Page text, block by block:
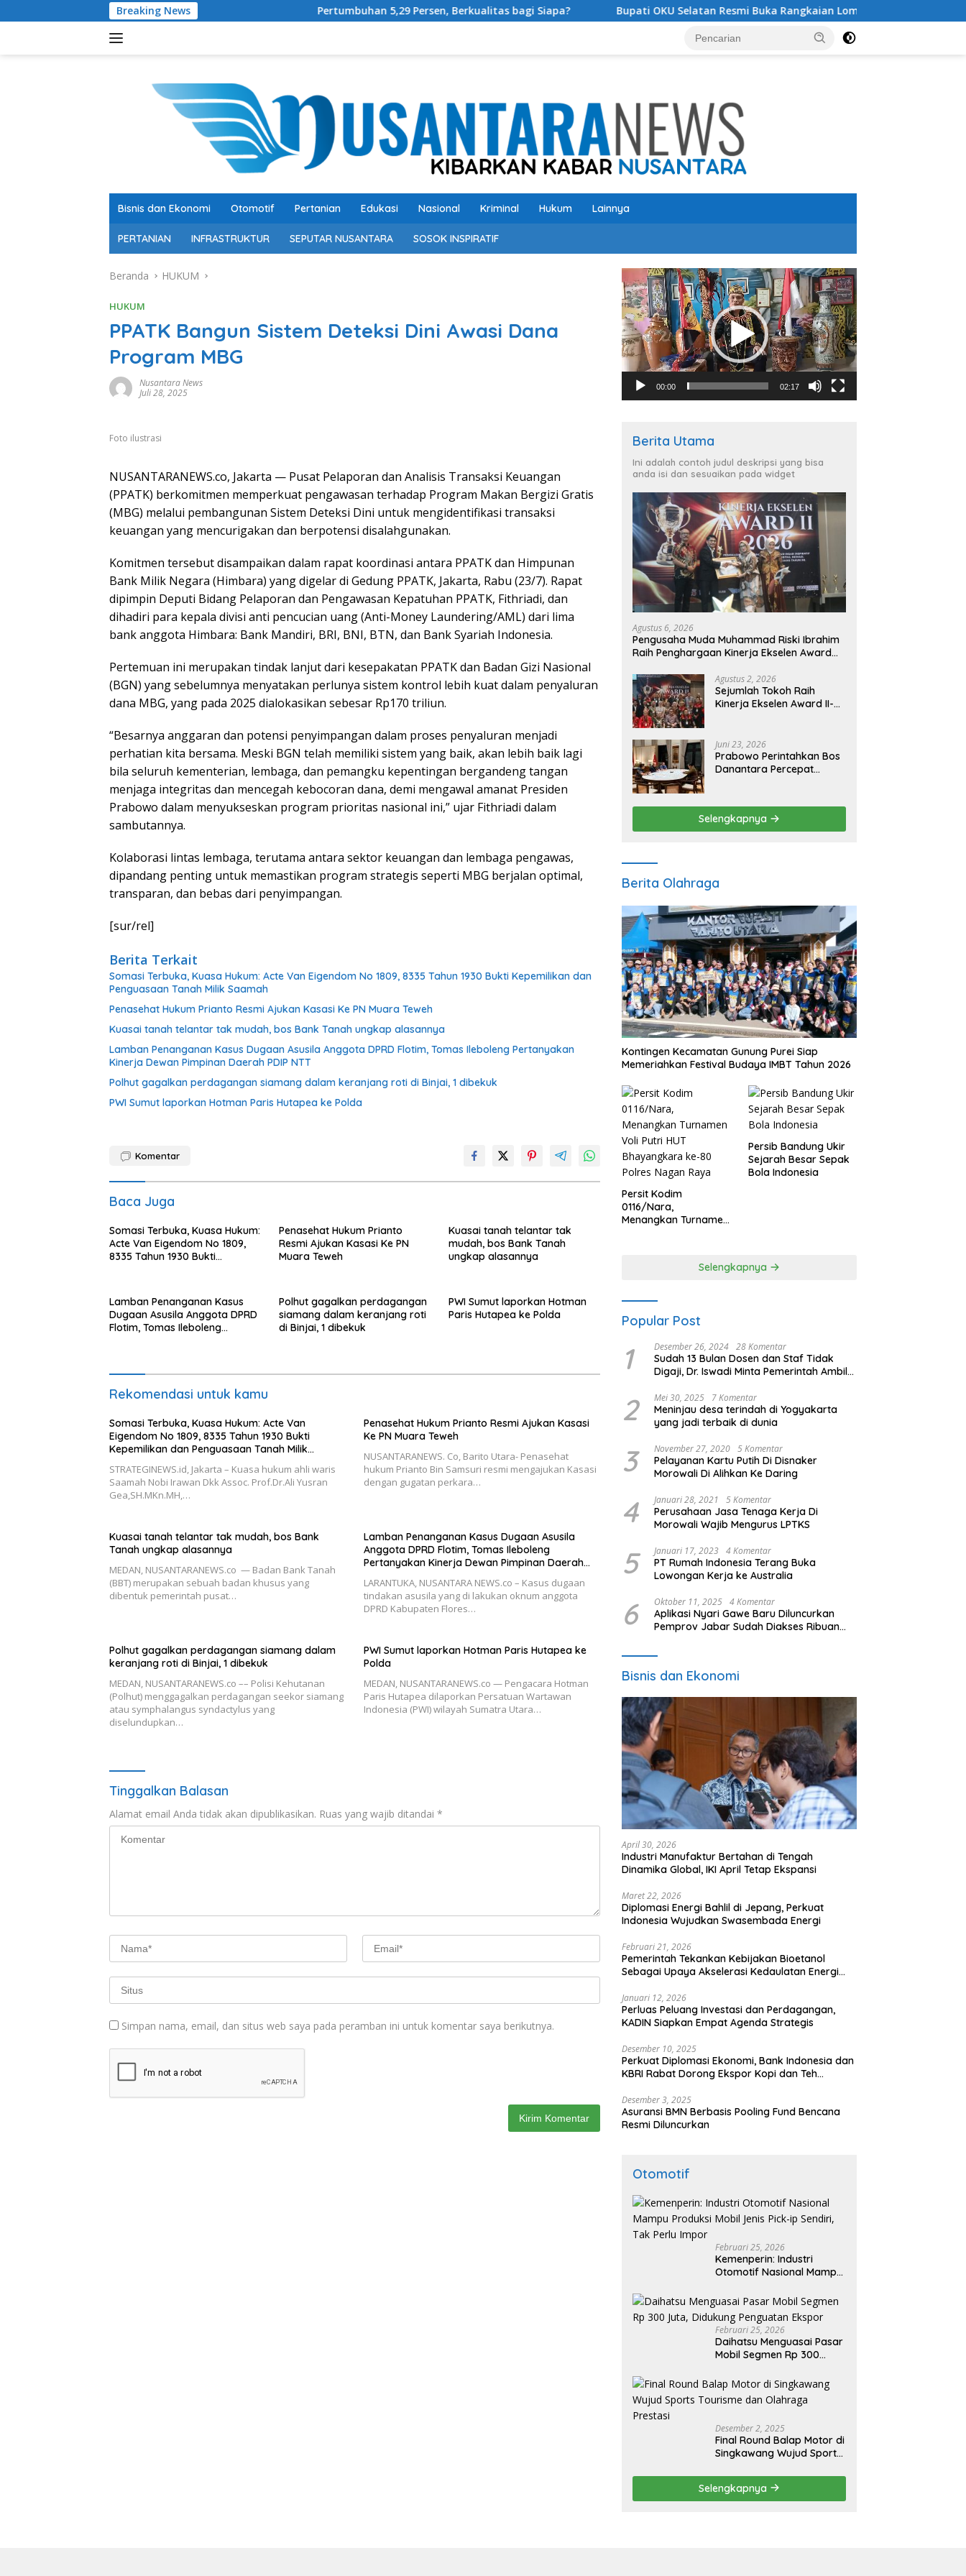
ke
Breaking News Pertumbuhan 5,29 Persen, Berkualitas bagi Siapa? Bupati OKU Selatan Resmi Buka Rangkaian Lomba Peringatan HUT RI ke-81 Tahun 2026
Bisnis dan Ekonomi Otomotif Pertanian Edukasi Nasional Kriminal Hukum Lainnya
PERTANIAN INFRASTRUKTUR SEPUTAR NUSANTARA SOSOK INSPIRATIF
Beranda HUKUM
HUKUM
PPATK Bangun Sistem Deteksi Dini Awasi Dana
Program MBG
Nusantara News
Juli 28, 2025
Foto ilustrasi
NUSANTARANEWS.co, Jakarta — Pusat Pelaporan dan Analisis Transaksi Keuangan
(PPATK) berkomitmen memperkuat pengawasan terhadap Program Makan Bergizi Gratis
(MBG) melalui pembangunan Sistem Deteksi Dini untuk mengidentifikasi transaksi
keuangan yang mencurigakan dan berpotensi disalahgunakan.
Komitmen tersebut disampaikan dalam rapat koordinasi antara PPATK dan Himpunan
Bank Milik Negara (Himbara) yang digelar di Gedung PPATK, Jakarta, Rabu (23/7). Rapat
dipimpin Deputi Bidang Pelaporan dan Pengawasan Kepatuhan PPATK, Fithriadi, dan
dihadiri para kepala divisi anti pencucian uang (Anti-Money Laundering/AML) dari lima
bank anggota Himbara: Bank Mandiri, BRI, BNI, BTN, dan Bank Syariah Indonesia.
Pertemuan ini merupakan tindak lanjut dari kesepakatan PPATK dan Badan Gizi Nasional
(BGN) yang sebelumnya menyatakan perlunya sistem kontrol lebih kuat dalam penyaluran
dana MBG, yang pada 2025 dialokasikan sebesar Rp170 triliun.
“Besarnya anggaran dan potensi penyimpangan dalam proses penyaluran menjadi
perhatian kita bersama. Meski BGN telah memiliki sistem yang baik, akan lebih baik lagi
bila seluruh kementerian, lembaga, dan pemangku kepentingan bergandeng tangan
menjaga integritas dan mencegah kebocoran dana, demi mengawal amanat Presiden
Prabowo dalam menyukseskan program prioritas nasional ini,” ujar Fithriadi dalam
sambutannya.
Kolaborasi lintas lembaga, terutama antara sektor keuangan dan lembaga pengawas,
dipandang penting untuk memastikan program strategis seperti MBG berjalan optimal,
transparan, dan bebas dari penyimpangan.
[sur/rel]
Berita Terkait
Somasi Terbuka, Kuasa Hukum: Acte Van Eigendom No 1809, 8335 Tahun 1930 Bukti Kepemilikan dan
Penguasaan Tanah Milik Saamah
Penasehat Hukum Prianto Resmi Ajukan Kasasi Ke PN Muara Teweh
Kuasai tanah telantar tak mudah, bos Bank Tanah ungkap alasannya
Lamban Penanganan Kasus Dugaan Asusila Anggota DPRD Flotim, Tomas Ileboleng Pertanyakan
Kinerja Dewan Pimpinan Daerah PDIP NTT
Polhut gagalkan perdagangan siamang dalam keranjang roti di Binjai, 1 dibekuk
PWI Sumut laporkan Hotman Paris Hutapea ke Polda
Komentar
Baca Juga
Somasi Terbuka, Kuasa Hukum:
Acte Van Eigendom No 1809,
8335 Tahun 1930 Bukti
Penasehat Hukum Prianto
Resmi Ajukan Kasasi Ke PN
Muara Teweh
Kuasai tanah telantar tak
mudah, bos Bank Tanah
ungkap alasannya
Lamban Penanganan Kasus
Dugaan Asusila Anggota DPRD
Flotim, Tomas Ileboleng
Polhut gagalkan perdagangan
siamang dalam keranjang roti
di Binjai, 1 dibekuk
PWI Sumut laporkan Hotman
Paris Hutapea ke Polda
Rekomendasi untuk kamu
Somasi Terbuka, Kuasa Hukum: Acte Van
Eigendom No 1809, 8335 Tahun 1930 Bukti
Kepemilikan dan Penguasaan Tanah Milik
STRATEGINEWS.id, Jakarta – Kuasa hukum ahli waris
Saamah Nobi Irawan Dkk Assoc. Prof.Dr.Ali Yusran
Gea,SH.MKn.MH,…
Penasehat Hukum Prianto Resmi Ajukan Kasasi
Ke PN Muara Teweh
NUSANTARANEWS. Co, Barito Utara- Penasehat
hukum Prianto Bin Samsuri resmi mengajukan Kasasi
dengan gugatan perkara…
Kuasai tanah telantar tak mudah, bos Bank
Tanah ungkap alasannya
MEDAN, NUSANTARANEWS.co — Badan Bank Tanah
(BBT) merupakan sebuah badan khusus yang
dibentuk pemerintah pusat…
Lamban Penanganan Kasus Dugaan Asusila
Anggota DPRD Flotim, Tomas Ileboleng
Pertanyakan Kinerja Dewan Pimpinan Daerah
LARANTUKA, NUSANTARA NEWS.co – Kasus dugaan
tindakan asusila yang di lakukan oknum anggota
DPRD Kabupaten Flores…
Polhut gagalkan perdagangan siamang dalam
keranjang roti di Binjai, 1 dibekuk
MEDAN, NUSANTARANEWS.co –– Polisi Kehutanan
(Polhut) menggagalkan perdagangan seekor siamang
atau symphalangus syndactylus yang
diselundupkan…
PWI Sumut laporkan Hotman Paris Hutapea ke
Polda
MEDAN, NUSANTARANEWS.co — Pengacara Hotman
Paris Hutapea dilaporkan Persatuan Wartawan
Indonesia (PWI) wilayah Sumatra Utara…
Tinggalkan Balasan
Alamat email Anda tidak akan dipublikasikan. Ruas yang wajib ditandai *
Simpan nama, email, dan situs web saya pada peramban ini untuk komentar saya berikutnya.
Pemutar
Video
00:00 02:17
Berita Utama
Ini adalah contoh judul deskripsi yang bisa
anda isi dan sesuaikan pada widget
Agustus 6, 2026
Pengusaha Muda Muhammad Riski Ibrahim
Raih Penghargaan Kinerja Ekselen Award
Agustus 2, 2026
Sejumlah Tokoh Raih
Kinerja Ekselen Award II-
Juni 23, 2026
Prabowo Perintahkan Bos
Danantara Percepat
Ekonomi Baru
Selengkapnya
Berita Olahraga
Kontingen Kecamatan Gunung Purei Siap
Memeriahkan Festival Budaya IMBT Tahun 2026
Persit Kodim
0116/Nara,
Menangkan Turnamen
Persib Bandung Ukir
Sejarah Besar Sepak
Bola Indonesia
Selengkapnya
Popular Post
1 Desember 26, 2024 28 Komentar
Sudah 13 Bulan Dosen dan Staf Tidak
Digaji, Dr. Iswadi Minta Pemerintah Ambil
2 Mei 30, 2025 7 Komentar
Meninjau desa terindah di Yogyakarta
yang jadi terbaik di dunia
3 November 27, 2020 5 Komentar
Pelayanan Kartu Putih Di Disnaker
Morowali Di Alihkan Ke Daring
4 Januari 28, 2021 5 Komentar
Perusahaan Jasa Tenaga Kerja Di
Morowali Wajib Mengurus LPTKS
5 Januari 17, 2023 4 Komentar
PT Rumah Indonesia Terang Buka
Lowongan Kerja ke Australia
6 Oktober 11, 2025 4 Komentar
Aplikasi Nyari Gawe Baru Diluncurkan
Pemprov Jabar Sudah Diakses Ribuan
Bisnis dan Ekonomi
April 30, 2026
Industri Manufaktur Bertahan di Tengah
Dinamika Global, IKI April Tetap Ekspansi
Maret 22, 2026
Diplomasi Energi Bahlil di Jepang, Perkuat
Indonesia Wujudkan Swasembada Energi
Februari 21, 2026
Pemerintah Tekankan Kebijakan Bioetanol
Sebagai Upaya Akselerasi Kedaulatan Energi
Januari 12, 2026
Perluas Peluang Investasi dan Perdagangan,
KADIN Siapkan Empat Agenda Strategis
Desember 10, 2025
Perkuat Diplomasi Ekonomi, Bank Indonesia dan
KBRI Rabat Dorong Ekspor Kopi dan Teh
Desember 3, 2025
Asuransi BMN Berbasis Pooling Fund Bencana
Resmi Diluncurkan
Otomotif
Februari 25, 2026
Kemenperin: Industri
Otomotif Nasional Mampu
ip Sendiri, Tak Perlu Impor
Februari 25, 2026
Daihatsu Menguasai Pasar
Mobil Segmen Rp 300
Ekspor
Desember 2, 2025
Final Round Balap Motor di
Singkawang Wujud Sports
Prestasi
Selengkapnya